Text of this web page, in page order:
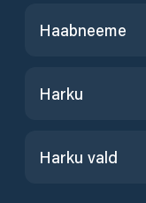
Haabneeme
Harku
Harku vald